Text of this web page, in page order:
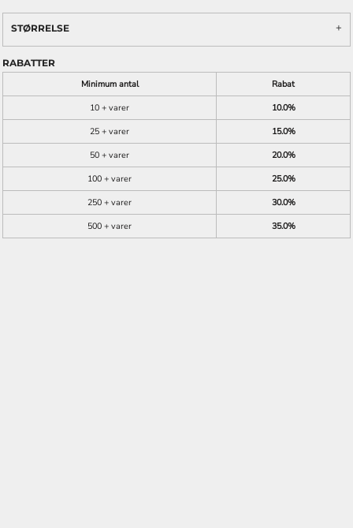
STØRRELSE
RABATTER
Minimum antal
Rabat
10 + varer
10.0%
25 + varer
15.0%
50 + varer
20.0%
100 + varer
25.0%
250 + varer
30.0%
500 + varer
35.0%